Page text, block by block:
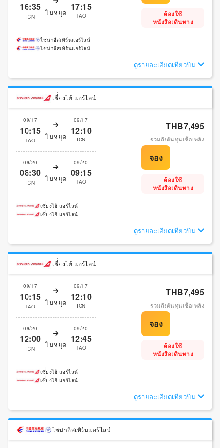
16:35
ICN ไม่หยุด 17:15
TAO
ต้องใช้
หนังสือเดินทาง
ไชน่าอีสเทิร์นแอร์ไลน์
ไชน่าอีสเทิร์นแอร์ไลน์
ดูรายละเอียดเที่ยวบิน
เซี่่ยงไฮ้ แอร์ไลน์
09/17
10:15
TAO ไม่หยุด
09/17
12:10
ICN
09/20
08:30
ICN ไม่หยุด
09/20
09:15
TAO
THB7,495
รวมถึงต้นทุนเชื้อเพลิง
ต้องใช้
หนังสือเดินทาง
เซี่่ยงไฮ้ แอร์ไลน์
เซี่่ยงไฮ้ แอร์ไลน์
ดูรายละเอียดเที่ยวบิน
เซี่่ยงไฮ้ แอร์ไลน์
09/17
10:15
TAO ไม่หยุด
09/17
12:10
ICN
09/20
12:00
ICN ไม่หยุด
09/20
12:45
TAO
THB7,495
รวมถึงต้นทุนเชื้อเพลิง
ต้องใช้
หนังสือเดินทาง
เซี่่ยงไฮ้ แอร์ไลน์
เซี่่ยงไฮ้ แอร์ไลน์
ดูรายละเอียดเที่ยวบิน
ไชน่าอีสเทิร์นแอร์ไลน์